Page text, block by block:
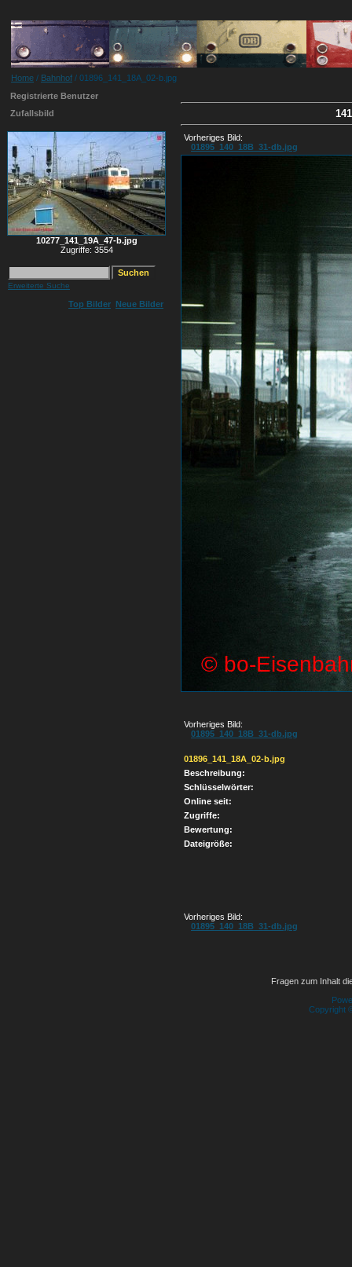
Home / Bahnhof / 01896_141_18A_02-b.jpg
Registrierte Benutzer
Zufallsbild
10277_141_19A_47-b.jpg
Zugriffe: 3554
Erweiterte Suche
Top Bilder Neue Bilder
Vorheriges Bild:
01895_140_18B_31-db.jpg
Vorheriges Bild:
01895_140_18B_31-db.jpg
01896_141_18A_02-b.jpg
Beschreibung:
Schlüsselwörter:
Online seit:
Zugriffe:
Bewertung:
Dateigröße:
Vorheriges Bild:
01895_140_18B_31-db.jpg
Fragen zum Inhalt
Copyright